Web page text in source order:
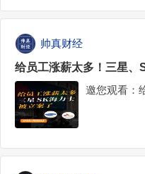
帅真财经
给员工涨薪太多！三星、
邀您观看：